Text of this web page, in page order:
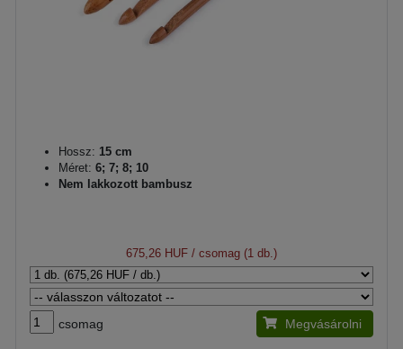
Hossz: 15 cm
Méret: 6; 7; 8; 10
Nem lakkozott bambusz
675,26 HUF / csomag (1 db.)
csomag Megvásárolni